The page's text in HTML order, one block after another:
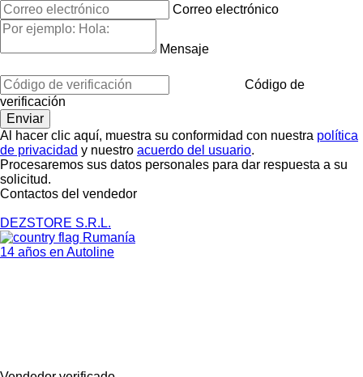
Correo electrónico
Mensaje
Código de
verificación
Al hacer clic aquí, muestra su conformidad con nuestra política
de privacidad y nuestro acuerdo del usuario.
Procesaremos sus datos personales para dar respuesta a su
solicitud.
Contactos del vendedor
DEZSTORE S.R.L.
Rumanía
14 años en Autoline